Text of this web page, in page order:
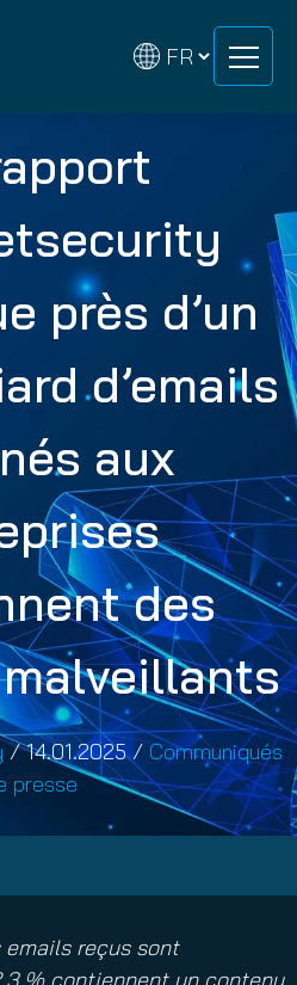
près d’un
d’emails
aux
des
/14.01.2025/Communiqués
presse
reçus sont